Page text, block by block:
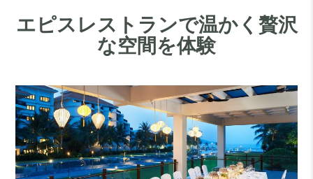
エピスレストランで温かく贅沢
な空間を体験